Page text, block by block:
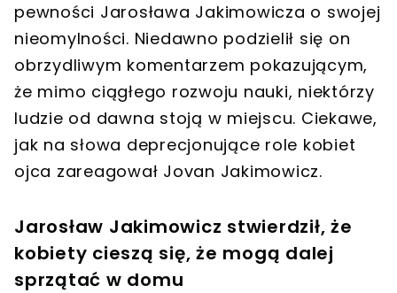
pewności Jarosława Jakimowicza o swojej
nieomylności. Niedawno podzielił się on
obrzydliwym komentarzem pokazującym,
że mimo ciągłego rozwoju nauki, niektórzy
ludzie od dawna stoją w miejscu. Ciekawe,
jak na słowa deprecjonujące role kobiet
ojca zareagował Jovan Jakimowicz.
Jarosław Jakimowicz stwierdził, że
kobiety cieszą się, że mogą dalej
sprzątać w domu